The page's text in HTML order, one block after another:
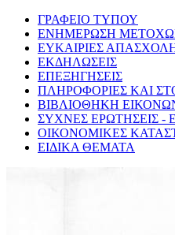
ΓΡΑΦΕΙΟ ΤΥΠΟΥ
ΕΝΗΜΕΡΩΣΗ
ΕΥΚΑΙΡΙΕΣ
ΕΚΔΗΛΩΣΕΙΣ
ΕΠΕΞΗΓΗΣΕΙΣ
ΠΛΗΡΟΦΟΡΙΕΣ ΚΑΙ
ΒΙΒΛΙΟΘΗΚΗ
ΣΥΧΝΕΣ ΕΡΩΤΗΣΕΙΣ -
ΟΙΚΟΝΟΜΙΚΕΣ
ΕΙΔΙΚΑ ΘΕΜΑΤΑ